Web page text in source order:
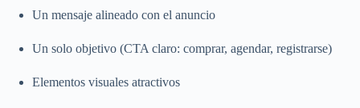
Un mensaje alineado con el anuncio
Un solo objetivo (CTA claro: comprar, agendar, registrarse)
Elementos visuales atractivos